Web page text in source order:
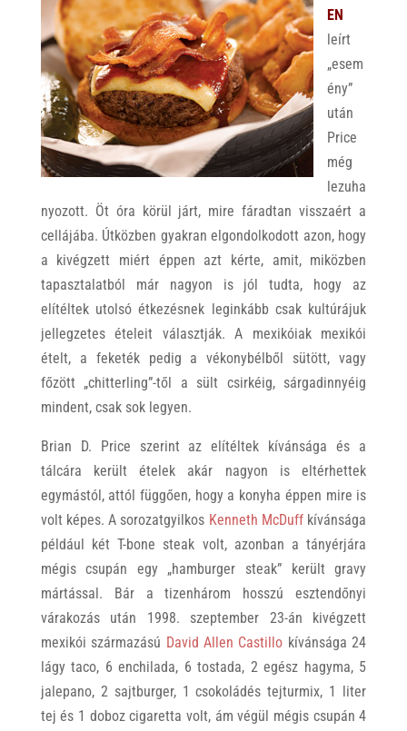
EN
leírt
„esem
ény”
után
Price
még
lezuha
nyozott. Öt óra körül járt, mire fáradtan visszaért a
cellájába. Útközben gyakran elgondolkodott azon, hogy
a kivégzett miért éppen azt kérte, amit, miközben
tapasztalatból már nagyon is jól tudta, hogy az
elítéltek utolsó étkezésnek leginkább csak kultúrájuk
jellegzetes ételeit választják. A mexikóiak mexikói
ételt, a feketék pedig a vékonybélből sütött, vagy
főzött „chitterling”-től a sült csirkéig, sárgadinnyéig
mindent, csak sok legyen.
Brian D. Price szerint az elítéltek kívánsága és a
tálcára került ételek akár nagyon is eltérhettek
egymástól, attól függően, hogy a konyha éppen mire is
volt képes. A sorozatgyilkos Kenneth McDuffkívánsága
például két T-bone steak volt, azonban a tányérjára
mégis csupán egy „hamburger steak” került gravy
mártással. Bár a tizenhárom hosszú esztendőnyi
várakozás után 1998. szeptember 23-án kivégzett
mexikói származású David Allen Castillo kívánsága 24
lágy taco, 6 enchilada, 6 tostada, 2 egész hagyma, 5
jalepano, 2 sajtburger, 1 csokoládés tejturmix, 1 liter
tej és 1 doboz cigaretta volt, ám végül mégis csupán 4